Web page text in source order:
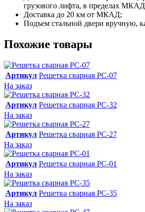
грузового лифта, в пределах
Доставка до 20 км от МКАД;
Подъем стальной двери вручную,
Похожие товары
Артикул Решетка сварная РС-07
На заказ
Артикул Решетка сварная РС-32
На заказ
Артикул Решетка сварная РС-27
На заказ
Артикул Решетка сварная РС-01
На заказ
Артикул Решетка сварная РС-35
На заказ